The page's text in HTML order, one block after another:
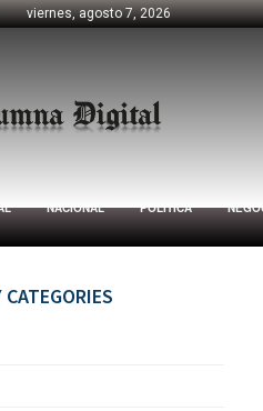
viernes, agosto 7, 2026
NACIONAL POLÍTICA